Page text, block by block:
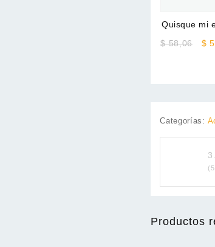
Quisque mi
$58,06 $
Categorías:
Productos